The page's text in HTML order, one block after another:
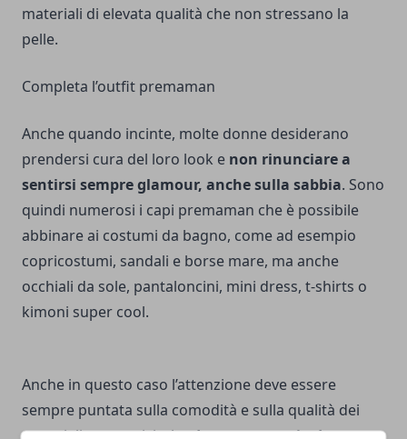
materiali di elevata qualità che non stressano la
pelle.
Completa l’outfit premaman
Anche quando incinte, molte donne desiderano
prendersi cura del loro look e non rinunciare a
sentirsi sempre glamour, anche sulla sabbia. Sono
quindi numerosi i capi premaman che è possibile
abbinare ai costumi da bagno, come ad esempio
copricostumi, sandali e borse mare, ma anche
occhiali da sole, pantaloncini, mini dress, t-shirts o
kimoni super cool.
Anche in questo caso l’attenzione deve essere
sempre puntata sulla comodità e sulla qualità dei